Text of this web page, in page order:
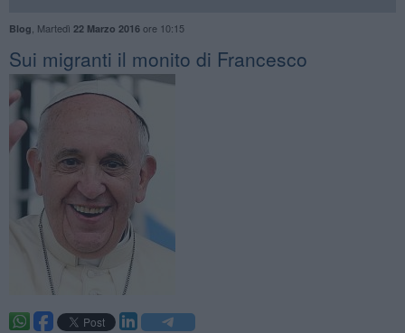
Blog Martedì 22 Marzo 2016ore 10:15
Sui migranti il monito di Francesco